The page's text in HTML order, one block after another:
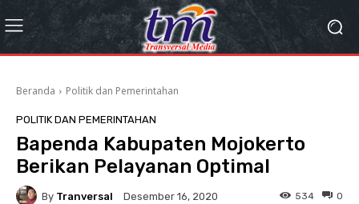
Beranda Politik dan Pemerintahan
POLITIK DAN PEMERINTAHAN
Bapenda Kabupaten Mojokerto
Berikan Pelayanan Optimal
By Tranversal Desember 16, 2020 0
534